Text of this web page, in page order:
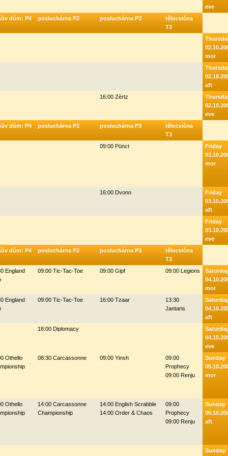
eve
dům: P4 posluchárna P2 posluchárna P3
tělocvična
T3
mor
aft
16:00 Zèrtz
eve
dům: P4 posluchárna P2 posluchárna P3
tělocvična
T3
09:00 Pünct
Friday
mor
16:00 Dvonn
Friday
aft
Friday
eve
dům: P4 posluchárna P2 posluchárna P3
tělocvična
T3
England
09:00 Tic-Tac-Toe 09:00 Gipf 09:00 Legions
mor
England
09:00 Tic-Tac-Toe 16:00 Tzaar
13:30
Jantaris
aft
18:00 Diplomacy
eve
Othello
08:30 Carcassonne 09:00 Yinsh
09:00
Prophecy
09:00 Renju
Sunday
mor
Othello
14:00 Carcassonne
Championship
14:00 English Scrabble
14:00 Order & Chaos
09:00
Prophecy
09:00 Renju
Sunday
aft
Sunday